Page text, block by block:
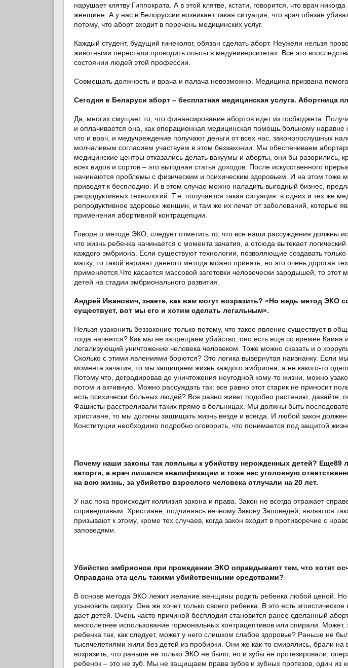
нарушает клятву Гиппократа. А в этой клятве, кстати, говорится, что врач
женщине. А у нас в Белоруссии возникает такая ситуация, что врач обязан
потому, что аборт входит в перечень медицинских услуг.
Каждый студент, будущий гинеколог, обязан сделать аборт. Неужели нельзя
животными перестали проводить опыты в медуниверситетах. Все это
состоянии людей этой профессии.
Совмещать должность и врача и палача невозможно. Медицина призвана
Сегодня в Беларуси аборт – бесплатная медицинская услуга. Абортница
Да, многих смущает то, что финансирование абортов идет из госбюджета.
и оплачивается она, как операционная медицинская помощь больному наравне
что и врач, и медучреждение получают деньги от всех нас, законопослушных
молчаливым согласием участвуем в этом беззаконии. Мы обеспечиваем
медицинские центры отказались делать вакуумы и аборты, они бы разорились,
всех видов и сортов – это выгодная статья доходов. После искусственного
начинаются проблемы с физическим и психическим здоровьем. И на этом тоже
приводят к бесплодию. И в этом случае можно наладить выгодный бизнес,
репродуктивных технологий. Т.е. получается такая ситуация: в одних и тех же
репродуктивное здоровье женщин, и там же их лечат от заболеваний, которые
применения абортивной контрацепции.
Говоря о методе ЭКО, следует отметить то, что все наши рассуждения должны
что жизнь ребенка начинается с момента зачатия, а отсюда вытекает
каждого эмбриона. Если существуют технологии, позволяющие создавать
матку, то такой вариант данного метода можно принять, но это очень дорогая
применяется.Что касается массовой заготовки человечески зародышей, то
детей на стадии эмбрионального развития.
Андрей Иванович, знаете, как вам могут возразить? «Но ведь метод ЭКО
существует, вот мы его и хотим сделать легальным».
Нельзя узаконить беззаконие только потому, что такое явление существует в
тогда начнется? Как мы не запрещаем убийство, оно есть еще со времен Каина
легализующий уничтожение человека человеком. Тоже можно сказать и о
Сколько с этими явлениями борются? Это логика вывернутая наизнанку. Если
момента зачатия, то мы защищаем жизнь каждого эмбриона, а не какого-то
Потому что, деградировав до уничтожения неугодной кому-то жизни, можно
потом и активную. Можно рассуждать так: все равно этот старик не приносит
есть психически больных людей? Все равно живет подобно растению, давайте,
Фашисты расстреливали таких прямо в больницах. Мы должны быть
христиане, то мы должны защищать жизнь везде и всегда. И любой закон должен
Конституции необходимо подробно оговорить, что понимается под защитой
Почему наши законы так лояльны к убийству нерожденных детей? Еще89
каторги, а врач лишался квалификации и тоже нес уголовную
на всю жизнь, за убийство взрослого человека отлучали на 20 лет.
У нас пока происходит коллизия закона и права. Закон не всегда отражает
справедливым. Христиане, подчиняясь вечному Закону Заповедей, являются
призывают к этому, кроме тех случаев, когда закон входит в противоречие с
заповедями.
Убийство эмбрионов при проведении ЭКО оправдывают тем, что хотят
Оправдана эта цель такими убийственными средствами?
В основе метода ЭКО лежит желание женщины родить ребенка любой ценой.
усыновить сироту. Она же хочет только своего ребенка. В это есть
дает детей. Очень часто причиной бесплодия становится ранее сделанный
многолетнее использование гормональных контрацептивов или спирали. Может,
ребенка так, как следует, может у него слишком слабое здоровье? Раньше не
тысячелетиями жили без детей из пробирки. Они же как-то смирялись, брали на
возразить, что раньше не только ЭКО не было, но и зубы не протезировали,
ребенок – это не зуб. Мы не защищаем права зубов и зубных протезов, один из